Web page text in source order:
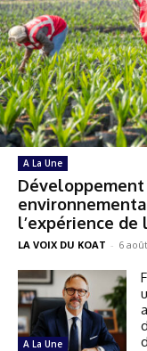
A La Une
Développement
l’expérience de
LA VOIX DU KOAT - 6
A La Une